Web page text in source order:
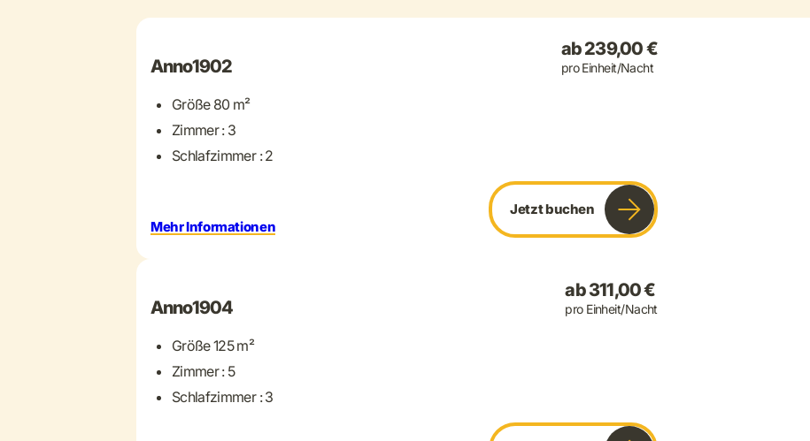
Anno1902
Größe 80 m²
Zimmer : 3
Schlafzimmer : 2
ab 239,00 €
pro Einheit/Nacht
Mehr Informationen
Jetzt buchen
Anno1904
Größe 125 m²
Zimmer : 5
Schlafzimmer : 3
ab 311,00 €
pro Einheit/Nacht